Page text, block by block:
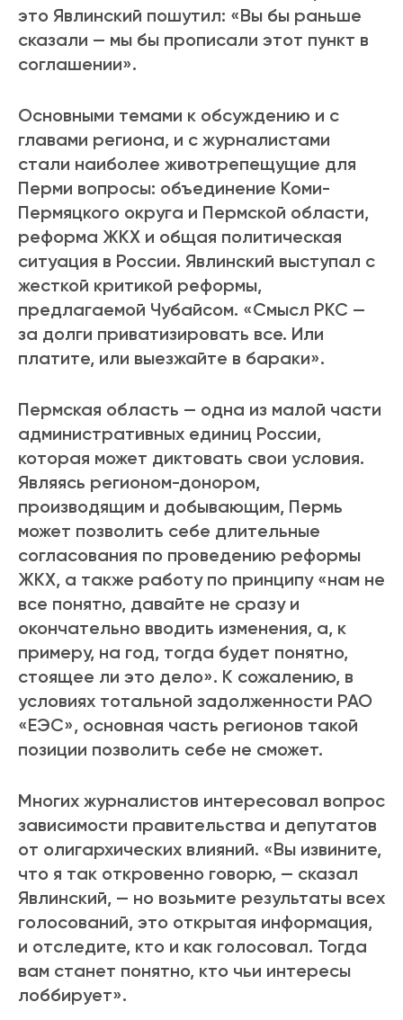
это Явлинский пошутил: «Вы бы раньше
сказали — мы бы прописали этот пункт в
соглашении».
Основными темами к обсуждению и с
главами региона, и с журналистами
стали наиболее животрепещущие для
Перми вопросы: объединение Коми-
Пермяцкого округа и Пермской области,
реформа ЖКХ и общая политическая
ситуация в России. Явлинский выступал с
жесткой критикой реформы,
предлагаемой Чубайсом. «Смысл РКС —
за долги приватизировать все. Или
платите, или выезжайте в бараки».
Пермская область — одна из малой части
административных единиц России,
которая может диктовать свои условия.
Являясь регионом-донором,
производящим и добывающим, Пермь
может позволить себе длительные
согласования по проведению реформы
ЖКХ, а также работу по принципу «нам не
все понятно, давайте не сразу и
окончательно вводить изменения, а, к
примеру, на год, тогда будет понятно,
стоящее ли это дело». К сожалению, в
условиях тотальной задолженности РАО
«ЕЭС», основная часть регионов такой
позиции позволить себе не сможет.
Многих журналистов интересовал вопрос
зависимости правительства и депутатов
от олигархических влияний. «Вы извините,
что я так откровенно говорю, — сказал
Явлинский, — но возьмите результаты всех
голосований, это открытая информация,
и отследите, кто и как голосовал. Тогда
вам станет понятно, кто чьи интересы
лоббирует».